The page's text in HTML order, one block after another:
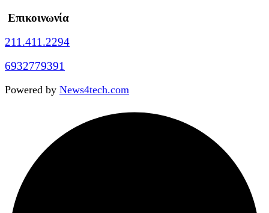
Επικοινωνία
211.411.2294
6932779391
Powered by News4tech.com